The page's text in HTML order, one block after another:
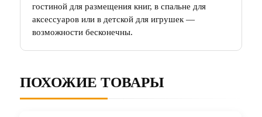
гостиной для размещения книг, в спальне для
аксессуаров или в детской для игрушек —
возможности бесконечны.
ПОХОЖИЕ ТОВАРЫ